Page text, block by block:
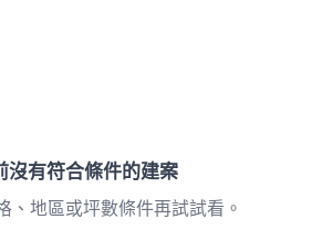
沒有符合條件的建案
、地區或坪數條件再試試看。